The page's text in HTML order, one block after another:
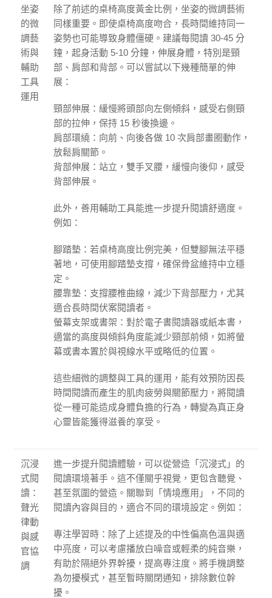
坐姿
的微
調藝
術與
輔助
工具
運用
除了前述的桌椅高度黃金比例，坐姿的微調藝術
同樣重要。即使桌椅高度吻合，長時間維持同一
姿勢也可能導致身體僵硬。建議每閱讀 30-45 分
鐘，起身活動 5-10 分鐘，伸展身體，特別是頸
部、肩部和背部。可以嘗試以下幾種簡單的伸
展：
頸部伸展：緩慢將頭部向左側傾斜，感受右側頸
部的拉伸，保持 15 秒後換邊。
肩部環繞：向前、向後各做 10 次肩部畫圈動作，
放鬆肩關節。
背部伸展：站立，雙手叉腰，緩慢向後仰，感受
背部伸展。
此外，善用輔助工具能進一步提升閱讀舒適度。
例如：
腳踏墊：若桌椅高度比例完美，但雙腳無法平穩
著地，可使用腳踏墊支撐，確保骨盆維持中立穩
定。
腰靠墊：支撐腰椎曲線，減少下背部壓力，尤其
適合長時間伏案閱讀者。
螢幕支架或書架：對於電子書閱讀器或紙本書，
適當的高度與傾斜角度能減少頸部前傾，如將螢
幕或書本置於與視線水平或略低的位置。
這些細微的調整與工具的運用，能有效預防因長
時間閱讀而產生的肌肉疲勞與關節壓力，將閱讀
從一種可能造成身體負擔的行為，轉變為真正身
心靈皆能獲得滋養的享受。
沉浸
式閱
讀：
聲光
律動
與感
官協
調
進一步提升閱讀體驗，可以從營造「沉浸式」的
閱讀環境著手。這不僅關乎視覺，更包含聽覺、
甚至氛圍的營造。關聯到「情境應用」，不同的
閱讀內容與目的，適合不同的環境設定。例如：
專注學習時：除了上述提及的中性偏高色溫與適
中亮度，可以考慮播放白噪音或輕柔的純音樂，
有助於隔絕外界幹擾，提高專注度。將手機調整
為勿擾模式，甚至暫時關閉通知，排除數位幹
擾。